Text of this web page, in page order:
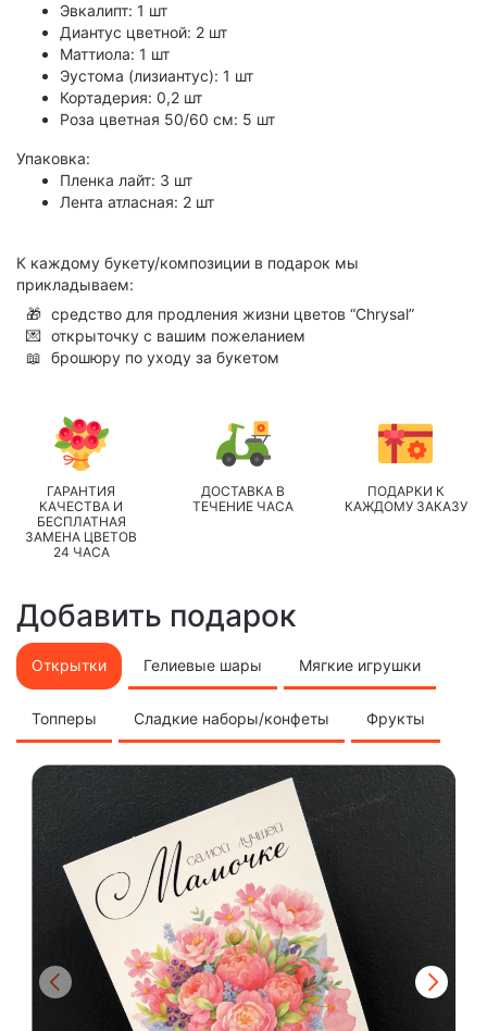
Эвкалипт: 1 шт
Диантус цветной: 2 шт
Маттиола: 1 шт
Эустома (лизиантус): 1 шт
Кортадерия: 0,2 шт
Роза цветная 50/60 см: 5 шт
Упаковка:
Пленка лайт: 3 шт
Лента атласная: 2 шт
К каждому букету/композиции в подарок мы
прикладываем:
🎁 средство для продления жизни цветов “Chrysal”
💌 открыточку с вашим пожеланием
📖 брошюру по уходу за букетом
ГАРАНТИЯ
КАЧЕСТВА И
БЕСПЛАТНАЯ
ЗАМЕНА ЦВЕТОВ
24 ЧАСА
ДОСТАВКА В
ТЕЧЕНИЕ ЧАСА
ПОДАРКИ К
КАЖДОМУ ЗАКАЗУ
Добавить подарок
Открытки Гелиевые шары Мягкие игрушки
Топперы Сладкие наборы/конфеты Фрукты